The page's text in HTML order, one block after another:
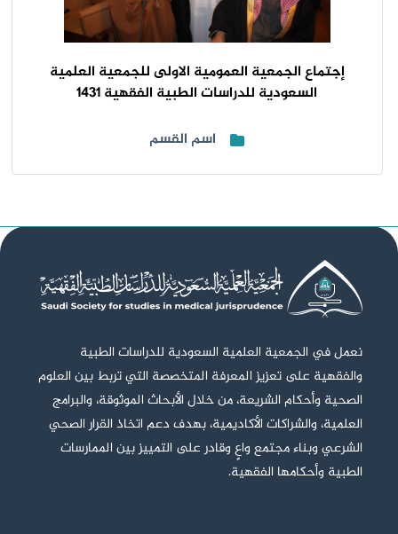
إجتماع الجمعية العمومية الاولى للجمعية العلمية
السعودية للدراسات الطبية الفقهية 1431
اسم القسم
نعمل في الجمعية العلمية السعودية للدراسات الطبية
والفقهية على تعزيز المعرفة المتخصصة التي تربط بين العلوم
الصحية وأحكام الشريعة، من خلال الأبحاث الموثوقة، والبرامج
العلمية، والشراكات الأكاديمية، بهدف دعم اتخاذ القرار الصحي
الشرعي وبناء مجتمع واعٍ وقادر على التمييز بين الممارسات
الطبية وأحكامها الفقهية.